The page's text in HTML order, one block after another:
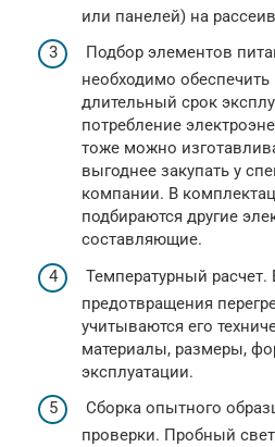
или панелей) на
Подбор элементов
необходимо
длительный срок
потребление
тоже можно
выгоднее закупать у
компании. В
подбираются другие
составляющие.
Температурный
предотвращения
учитываются его
материалы, размеры,
эксплуатации.
Сборка опытного
проверки. Пробный